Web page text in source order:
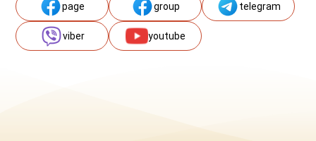
page group telegram
viber youtube